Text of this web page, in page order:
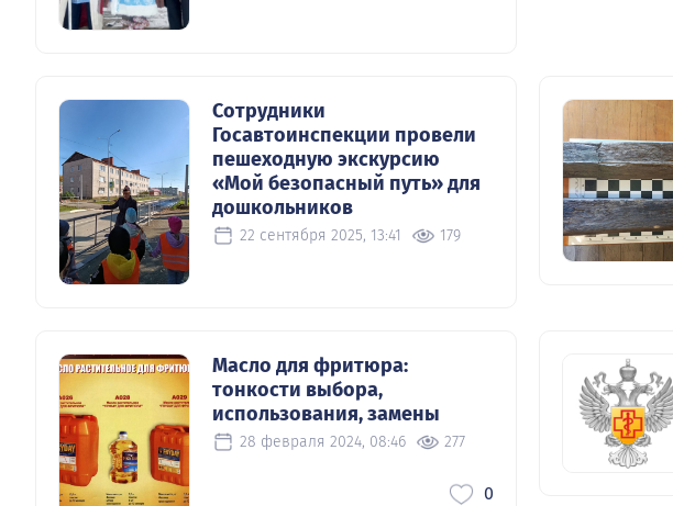
Сотрудники
Госавтоинспекции провели
пешеходную экскурсию
«Мой безопасный путь» для
дошкольников
22 сентября 2025, 13:41 179
Масло для фритюра:
тонкости выбора,
использования, замены
28 февраля 2024, 08:46 277
0